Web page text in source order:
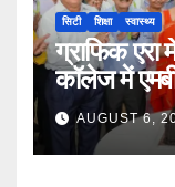
सिटी शिक्षा स्वास्थ्य
ग्राफिक
कॉलेज में
AUGUST 6,